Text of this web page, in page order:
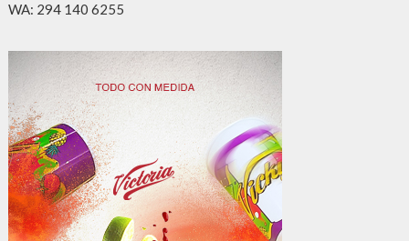
WA: 294 140 6255